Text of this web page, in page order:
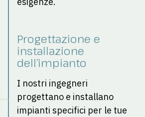
Progettazione e
installazione
dell’impianto
I nostri ingegneri
progettano e installano
impianti specifici per le tue